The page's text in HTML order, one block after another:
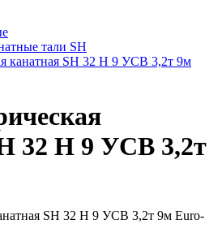
тали SH
канатная SH 32 H 9 УСВ 3,2т 9м
32 H 9 УСВ 3,2т